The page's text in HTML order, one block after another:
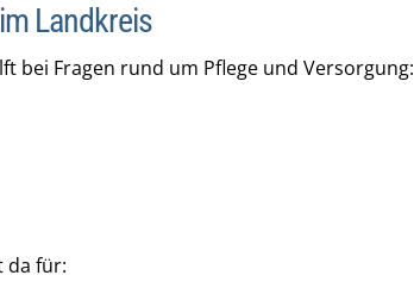
Landkreis
bei Fragen rund um Pflege und Versorgung:
da für: